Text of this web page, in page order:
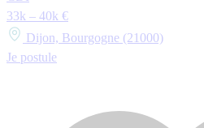
33k – 40k €
Dijon, Bourgogne (21000)
Je postule